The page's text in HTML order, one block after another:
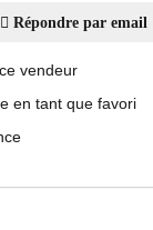
Répondre par email
vendeur
en tant que favori